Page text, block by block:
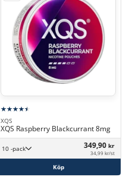
XQS
XQS Raspberry Blackcurrant 8mg
10 -pack 349,90 kr
34,99 kr/st
Köp